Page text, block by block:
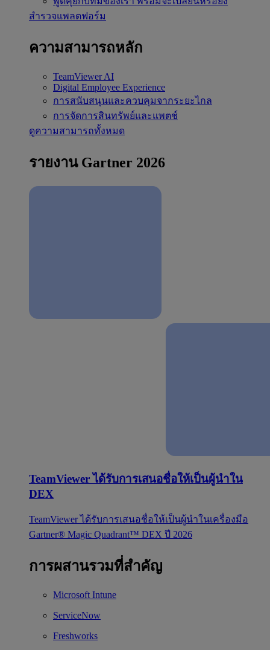
สำรวจแพลตฟอร์ม
ความสามารถหลัก
TeamViewer AI
Digital Employee Experience
การสนับสนุนและควบคุมจากระยะไกล
การจัดการสินทรัพย์และแพตช์
ดูความสามารถทั้งหมด
รายงาน Gartner 2026
TeamViewer ได้รับการเสนอชื่อให้เป็นผู้นำใน
DEX
TeamViewer ได้รับการเสนอชื่อให้เป็นผู้นำในเครื่องมือ
Gartner® Magic Quadrant™ DEX ปี 2026
การผสานรวมที่สำคัญ
Microsoft Intune
ServiceNow
Freshworks